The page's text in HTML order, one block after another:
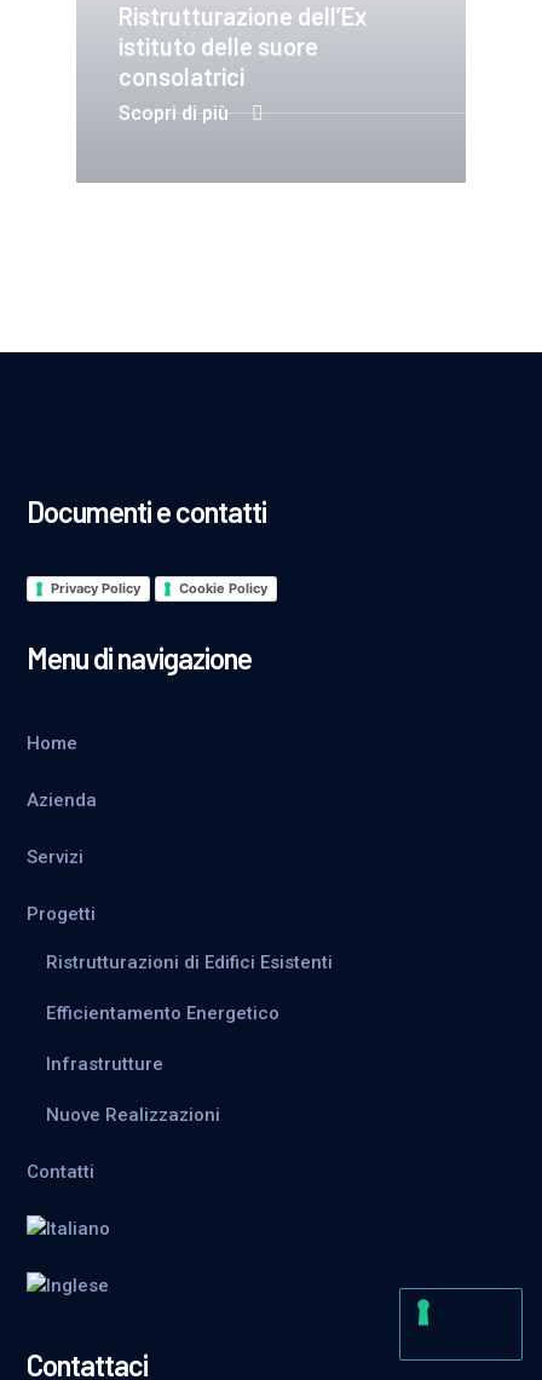
Ristrutturazione dell’Ex
istituto delle suore
consolatrici
Scopri di più
Documenti e contatti
Privacy Policy Cookie Policy
Menu di navigazione
Home
Azienda
Servizi
Progetti
Ristrutturazioni di Edifici Esistenti
Efficientamento Energetico
Infrastrutture
Nuove Realizzazioni
Contatti
Contattaci